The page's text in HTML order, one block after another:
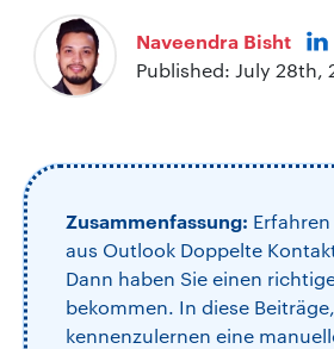
Naveendra Bisht
Published: July 28th,
Zusammenfassung:
aus Outlook Doppelte
Dann haben Sie einen
bekommen. In diese
kennenzulernen eine